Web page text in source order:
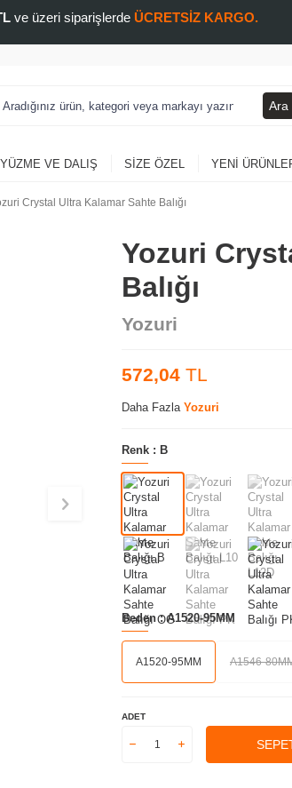
ve üzeri siparişlerde ÜCRETSİZ KARGO.
Ara
YÜZME VE DALIŞ SIZE ÖZEL YENI
Crystal Ultra Kalamar Sahte Balığı
Yozuri
Balığı
Yozuri
572,04 TL
Daha Fazla Yozuri
Renk : B
Beden :A1520-95MM
A1520-95MM A1546-
ADET